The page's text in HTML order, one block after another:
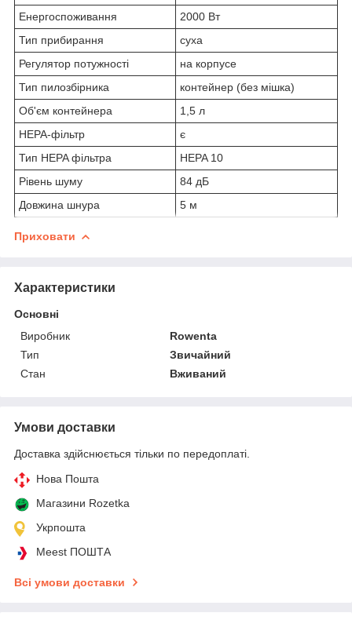
Енергоспоживання
2000 Вт
Тип прибирання
суха
Регулятор потужності
на корпусе
Тип пилозбірника
контейнер (без мішка)
Об'єм контейнера
1,5 л
HEPA-фільтр
є
Тип HEPA фільтра
HEPA 10
Рівень шуму
84 дБ
Довжина шнура
5 м
Приховати
Характеристики
Основні
Виробник
Rowenta
Тип
Звичайний
Стан
Вживаний
Умови доставки
Доставка здійснюється тільки по передоплаті.
Нова Пошта
Магазини Rozetka
Укрпошта
Meest ПОШТА
Всі умови доставки